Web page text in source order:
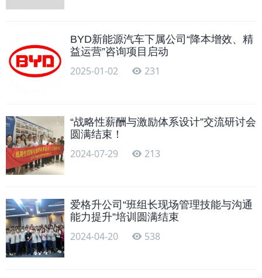
BYD新能源汽车下属公司“降本增效、精
益运营”咨询项目启动
2025-01-02 231
“战略性薪酬与激励体系设计”交流研讨会
圆满结束！
2024-07-29 213
爱格升公司“班组长现场管理技能与沟通
能力提升”培训圆满结束
2024-04-20 538